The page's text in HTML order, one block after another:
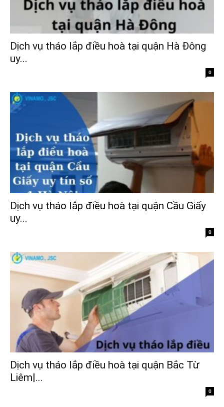
Dịch vụ tháo lắp điều hoà tại quận Hà Đông
uy...
0
Dịch vụ tháo lắp điều hoà tại quận Cầu Giấy
uy...
0
Dịch vụ tháo lắp điều hoà tại quận Bắc Từ
Liêm|...
0